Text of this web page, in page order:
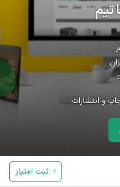
تیم
و انتشارات
ثبت امتیاز